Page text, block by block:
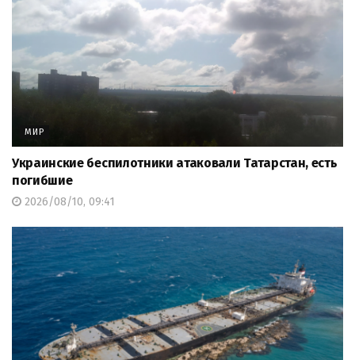
МИР
Украинские беспилотники атаковали Татарстан, есть
погибшие
2026/08/10, 09:41